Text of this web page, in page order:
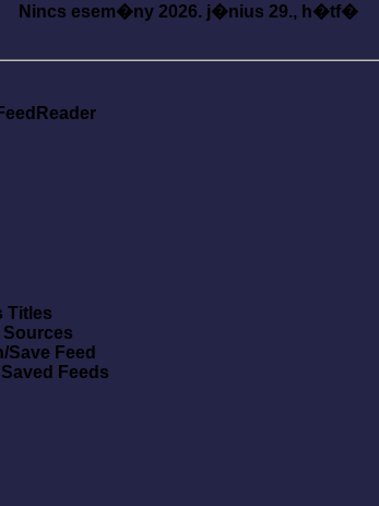
Nincs esem�ny 2026. j�nius 29., h�tf�
Titles
Sources
Save Feed
Feeds